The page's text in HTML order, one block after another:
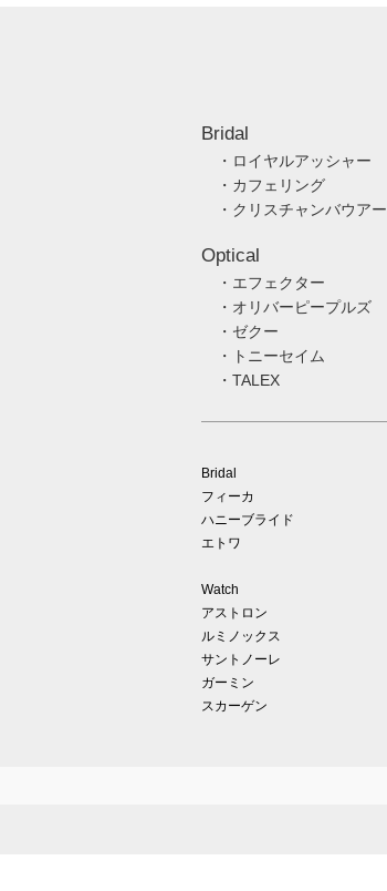
Bridal
・ロイヤルアッシャー
・カフェリング
・クリスチャンバウアー
Optical
・エフェクター
・オリバーピープルズ
・ゼクー
・トニーセイム
・TALEX
Bridal
フィーカ
ハニーブライド
エトワ
Watch
アストロン
ルミノックス
サントノーレ
ガーミン
スカーゲン